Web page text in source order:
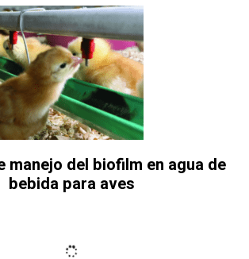
manejo del biofilm en agua de
bebida para aves